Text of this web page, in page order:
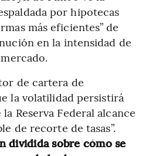
por hipotecas
más eficientes” de
en la intensidad de
de cartera de
la volatilidad persistirá
Reserva Federal alcance
de recorte de tasas”.
dividida sobre cómo se